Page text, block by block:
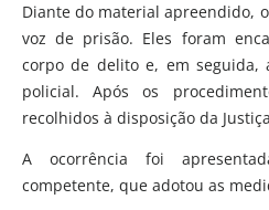
Diante do material apreendido,
voz de prisão. Eles foram
corpo de delito e, em seguida,
policial. Após os
recolhidos à disposição da
A ocorrência foi
competente, que adotou as